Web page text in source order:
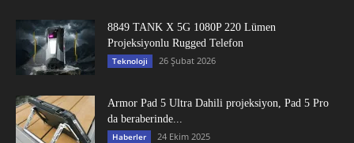
8849 TANK X 5G 1080P 220 Lümen
Projeksiyonlu Rugged Telefon
Teknoloji 26 Şubat 2026
Armor Pad 5 Ultra Dahili projeksiyon, Pad 5 Pro
da beraberinde...
Haberler 24 Ekim 2025